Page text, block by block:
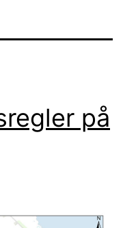
på